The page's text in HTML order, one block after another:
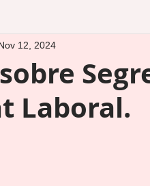
prestació
IQPIB contracte laboral
Laboral.
12, 2024